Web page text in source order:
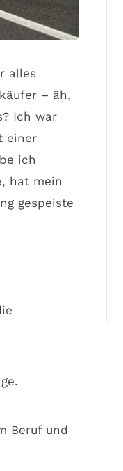
alles
– äh,
Ich war
einer
ich
hat mein
gespeiste
Beruf und